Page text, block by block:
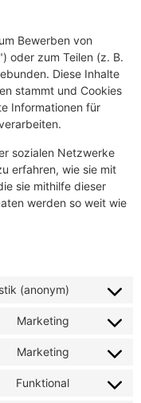
Bewerben von
oder zum Teilen (z. B.
Diese Inhalte
stammt und Cookies
Informationen für
sozialen Netzwerke
erfahren, wie sie mit
sie mithilfe dieser
werden so weit wie
(anonym)
Marketing
Marketing
Funktional